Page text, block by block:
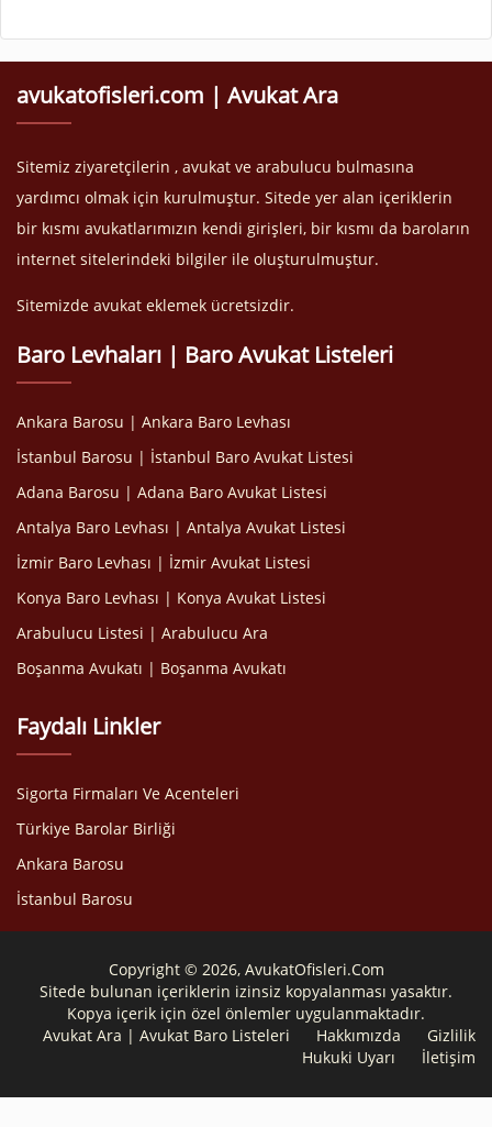
avukatofisleri.com | Avukat Ara
Sitemiz ziyaretçilerin , avukat ve arabulucu bulmasına
yardımcı olmak için kurulmuştur. Sitede yer alan içeriklerin
bir kısmı avukatlarımızın kendi girişleri, bir kısmı da baroların
internet sitelerindeki bilgiler ile oluşturulmuştur.
Sitemizde avukat eklemek ücretsizdir.
Baro Levhaları | Baro Avukat Listeleri
Ankara Barosu | Ankara Baro Levhası
İstanbul Barosu | İstanbul Baro Avukat Listesi
Adana Barosu | Adana Baro Avukat Listesi
Antalya Baro Levhası | Antalya Avukat Listesi
İzmir Baro Levhası | İzmir Avukat Listesi
Konya Baro Levhası | Konya Avukat Listesi
Arabulucu Listesi | Arabulucu Ara
Boşanma Avukatı | Boşanma Avukatı
Faydalı Linkler
Sigorta Firmaları Ve Acenteleri
Türkiye Barolar Birliği
Ankara Barosu
İstanbul Barosu
Copyright © 2026, AvukatOfisleri.Com
Sitede bulunan içeriklerin izinsiz kopyalanması yasaktır.
Kopya içerik için özel önlemler uygulanmaktadır.
Avukat Ara | Avukat Baro Listeleri
Hakkımızda
Gizlilik
Hukuki Uyarı
İletişim